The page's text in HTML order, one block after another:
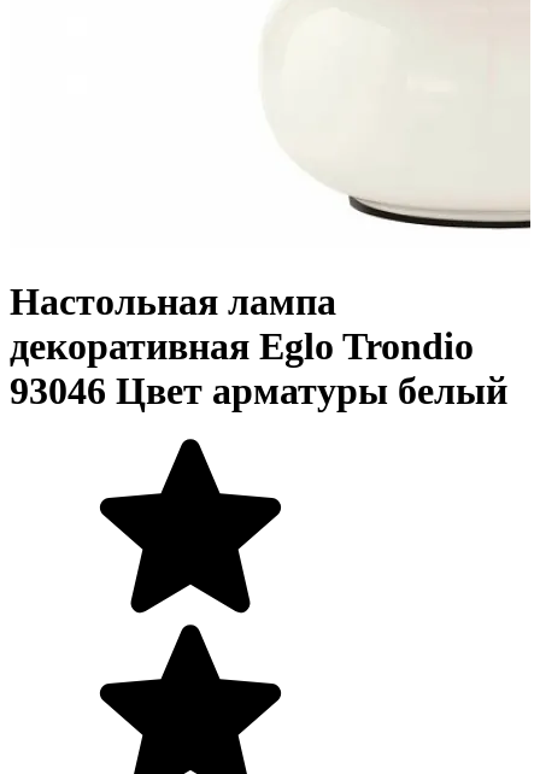
Настольная лампа
декоративная Eglo Trondio
93046 Цвет арматуры белый